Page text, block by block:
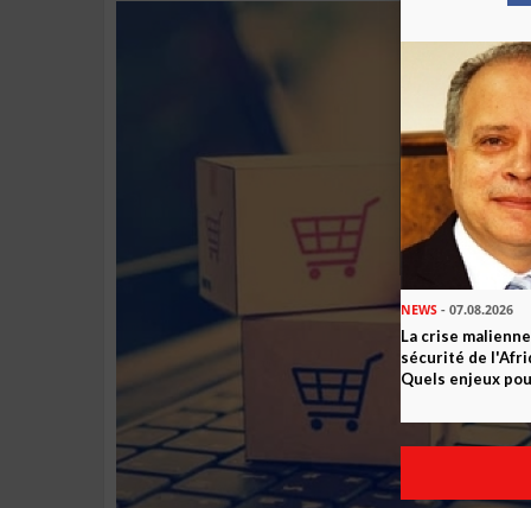
NEWS - 07.08.2026
La crise
sécurité de
Quels enjeux